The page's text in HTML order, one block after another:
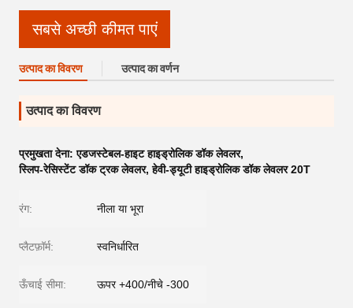
सबसे अच्छी कीमत पाएं
उत्पाद का विवरण उत्पाद का वर्णन
उत्पाद का विवरण
प्रमुखता देना:एडजस्टेबल-हाइट हाइड्रोलिक डॉक लेवलर,
स्लिप-रेसिस्टेंट डॉक ट्रक लेवलर,हेवी-ड्यूटी हाइड्रोलिक डॉक लेवलर 20T
रंग: नीला या भूरा
प्लैटफ़ॉर्म: स्वनिर्धारित
ऊँचाई सीमा: ऊपर +400/नीचे -300